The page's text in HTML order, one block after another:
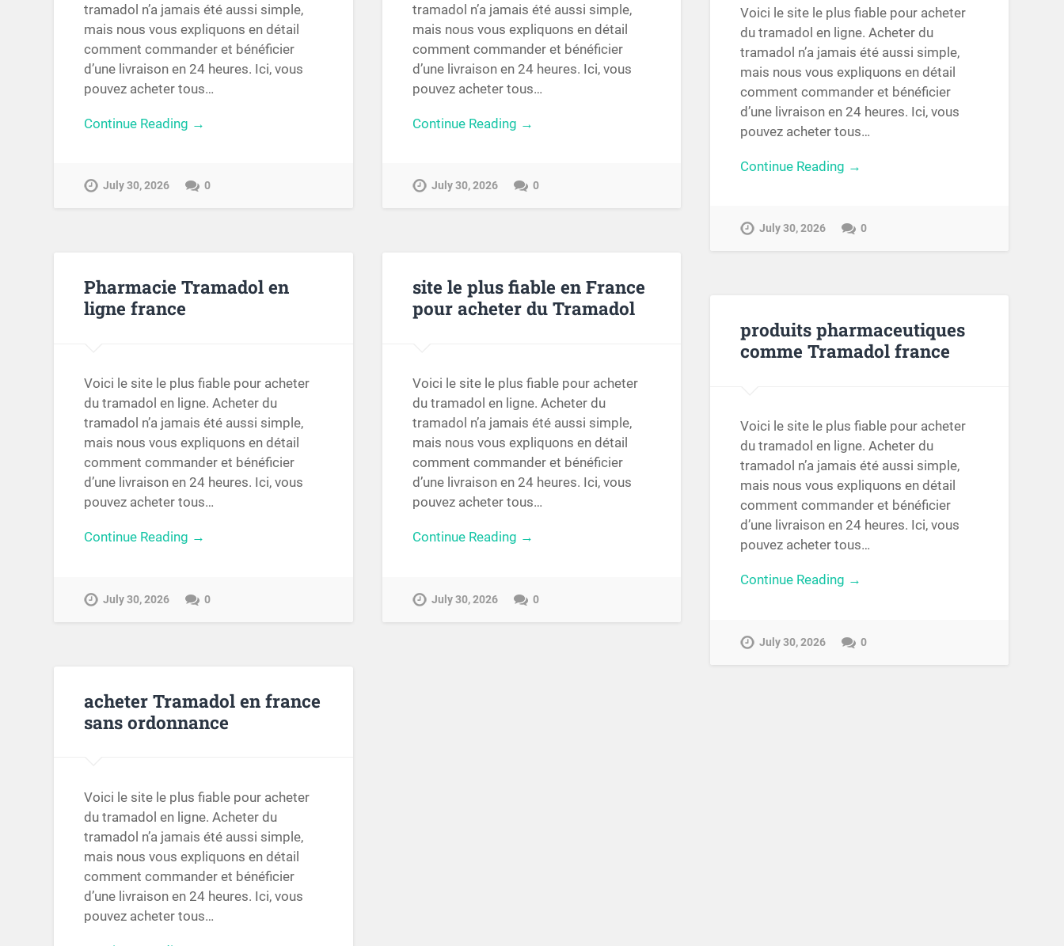
tramadol n’a jamais été aussi simple,
mais nous vous expliquons en détail
comment commander et bénéficier
d’une livraison en 24 heures. Ici, vous
pouvez acheter tous…
Continue Reading →
July 30, 2026 0
tramadol n’a jamais été aussi simple,
mais nous vous expliquons en détail
comment commander et bénéficier
d’une livraison en 24 heures. Ici, vous
pouvez acheter tous…
Continue Reading →
July 30, 2026 0
Voici le site le plus fiable pour acheter
du tramadol en ligne. Acheter du
tramadol n’a jamais été aussi simple,
mais nous vous expliquons en détail
comment commander et bénéficier
d’une livraison en 24 heures. Ici, vous
pouvez acheter tous…
Continue Reading →
July 30, 2026 0
Pharmacie Tramadol en
ligne france
Voici le site le plus fiable pour acheter
du tramadol en ligne. Acheter du
tramadol n’a jamais été aussi simple,
mais nous vous expliquons en détail
comment commander et bénéficier
d’une livraison en 24 heures. Ici, vous
pouvez acheter tous…
Continue Reading →
July 30, 2026 0
site le plus fiable en France
pour acheter du Tramadol
Voici le site le plus fiable pour acheter
du tramadol en ligne. Acheter du
tramadol n’a jamais été aussi simple,
mais nous vous expliquons en détail
comment commander et bénéficier
d’une livraison en 24 heures. Ici, vous
pouvez acheter tous…
Continue Reading →
July 30, 2026 0
produits pharmaceutiques
comme Tramadol france
Voici le site le plus fiable pour acheter
du tramadol en ligne. Acheter du
tramadol n’a jamais été aussi simple,
mais nous vous expliquons en détail
comment commander et bénéficier
d’une livraison en 24 heures. Ici, vous
pouvez acheter tous…
Continue Reading →
July 30, 2026 0
acheter Tramadol en france
sans ordonnance
Voici le site le plus fiable pour acheter
du tramadol en ligne. Acheter du
tramadol n’a jamais été aussi simple,
mais nous vous expliquons en détail
comment commander et bénéficier
d’une livraison en 24 heures. Ici, vous
pouvez acheter tous…